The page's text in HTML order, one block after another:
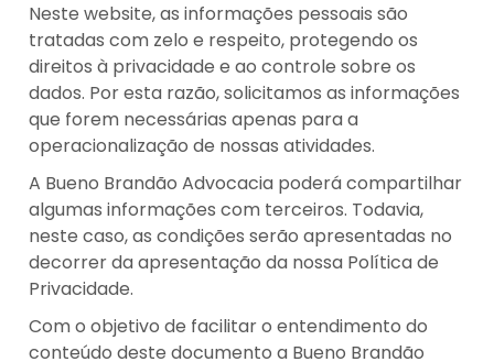
Neste website, as informações pessoais são
tratadas com zelo e respeito, protegendo os
direitos à privacidade e ao controle sobre os
dados. Por esta razão, solicitamos as informações
que forem necessárias apenas para a
operacionalização de nossas atividades.
A Bueno Brandão Advocacia poderá compartilhar
algumas informações com terceiros. Todavia,
neste caso, as condições serão apresentadas no
decorrer da apresentação da nossa Política de
Privacidade.
Com o objetivo de facilitar o entendimento do
conteúdo deste documento a Bueno Brandão